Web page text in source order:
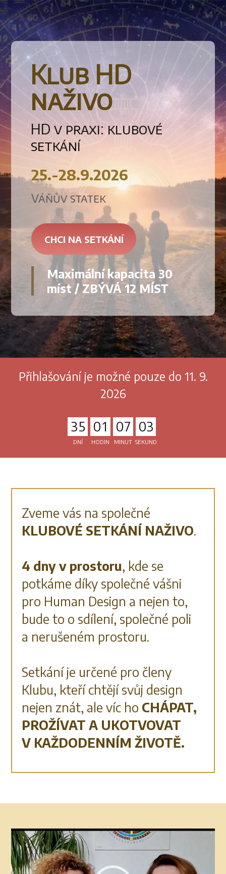
Klub HD
naživo
HD v praxi: klubové
setkání
25.-28.9.2026
Váňův statek
CHCI NA SETKÁNÍ
Maximální kapacita 30
míst / ZBÝVÁ 12 MÍST
Přihlašování je možné pouze do 11. 9.
2026
35
DNÍ
01
HODIN
07
MINUT
01
SEKUND
Zveme vás na společné
KLUBOVÉ SETKÁNÍ NAŽIVO.
4 dny v prostoru, kde se
potkáme díky společné vášni
pro Human Design a nejen to,
bude to o sdílení, společné poli
a nerušeném prostoru.
Setkání je určené pro členy
Klubu, kteří chtějí svůj design
nejen znát, ale víc ho CHÁPAT,
PROŽÍVAT A UKOTVOVAT
V KAŽDODENNÍM ŽIVOTĚ.
Video
přehrávač